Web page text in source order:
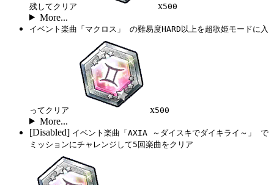
残してクリア x500
More...
イベント楽曲「マクロス」 の難易度HARD以上を超歌姫モードに入
ってクリア x500
More...
[Disabled] イベント楽曲「AXIA ～ダイスキでダイキライ～」 で
ミッションにチャレンジして5回楽曲をクリア